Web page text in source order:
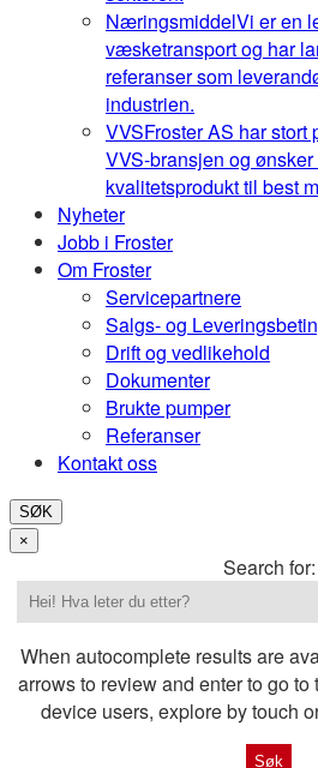
NæringsmiddelVi er en
væsketransport og har
referanser som
industrien.
VVSFroster AS har stort
VVS-bransjen og
kvalitetsprodukt til best
Nyheter
Jobb i Froster
Om Froster
Servicepartnere
Salgs- og
Drift og vedlikehold
Dokumenter
Brukte pumper
Referanser
Kontakt oss
SØK
×
Search for:
When autocomplete results are
arrows to review and enter to go
device users, explore by touch